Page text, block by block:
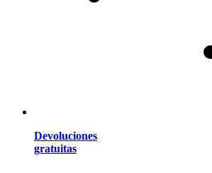
Devoluciones
gratuitas